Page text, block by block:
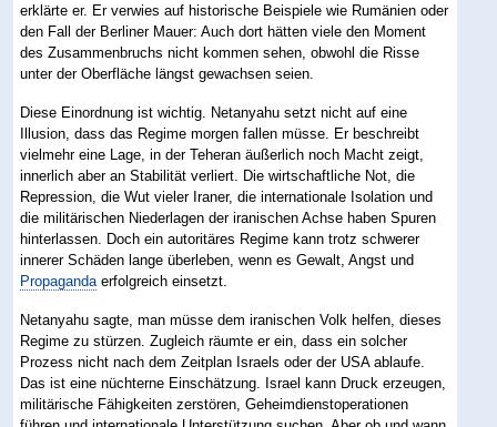
erklärte er. Er verwies auf historische Beispiele wie Rumänien oder
den Fall der Berliner Mauer: Auch dort hätten viele den Moment
des Zusammenbruchs nicht kommen sehen, obwohl die Risse
unter der Oberfläche längst gewachsen seien.
Diese Einordnung ist wichtig. Netanyahu setzt nicht auf eine
Illusion, dass das Regime morgen fallen müsse. Er beschreibt
vielmehr eine Lage, in der Teheran äußerlich noch Macht zeigt,
innerlich aber an Stabilität verliert. Die wirtschaftliche Not, die
Repression, die Wut vieler Iraner, die internationale Isolation und
die militärischen Niederlagen der iranischen Achse haben Spuren
hinterlassen. Doch ein autoritäres Regime kann trotz schwerer
innerer Schäden lange überleben, wenn es Gewalt, Angst und
Propaganda erfolgreich einsetzt.
Netanyahu sagte, man müsse dem iranischen Volk helfen, dieses
Regime zu stürzen. Zugleich räumte er ein, dass ein solcher
Prozess nicht nach dem Zeitplan Israels oder der USA ablaufe.
Das ist eine nüchterne Einschätzung. Israel kann Druck erzeugen,
militärische Fähigkeiten zerstören, Geheimdienstoperationen